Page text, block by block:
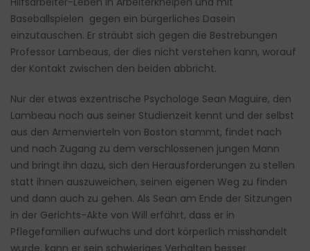
Baseballspielen gegen ein bürgerliches Dasein
einzutauschen. Er sträubt sich gegen die Bestrebungen
Professor Lambeaus, der dies nicht verstehen kann, worauf
der Kontakt zwischen den beiden abbricht.
Nur der etwas exzentrische Psychologe Sean Maguire, den
Lambeau noch aus seiner Studienzeit kennt und der selbst
aus den Armenvierteln von Boston stammt, findet nach
und nach Zugang zu dem verschlossenen jungen Mann
und bringt ihn dazu, sich den Herausforderungen zu stellen
statt ihnen auszuweichen, seinen eigenen Weg zu finden
und dann auch zu gehen. Als Sean am Ende der Sitzungen
in der Gerichts-Akte von Will erfährt, dass er in
Pflegefamilien aufwuchs und dort körperlich misshandelt